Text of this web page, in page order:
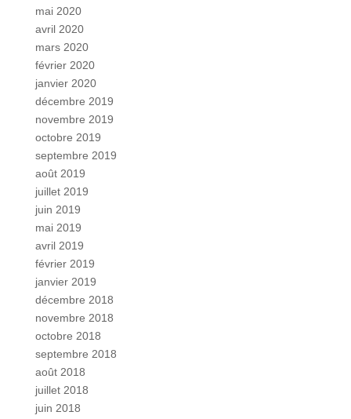
mai 2020
avril 2020
mars 2020
février 2020
janvier 2020
décembre 2019
novembre 2019
octobre 2019
septembre 2019
août 2019
juillet 2019
juin 2019
mai 2019
avril 2019
février 2019
janvier 2019
décembre 2018
novembre 2018
octobre 2018
septembre 2018
août 2018
juillet 2018
juin 2018